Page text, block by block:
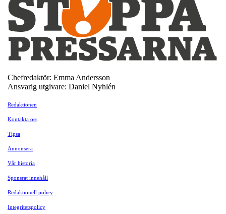
Chefredaktör: Emma Andersson
Ansvarig utgivare: Daniel Nyhlén
Redaktionen
Kontakta oss
Tipsa
Annonsera
Vår historia
Sponsrat innehåll
Redaktionell policy
Integritetspolicy